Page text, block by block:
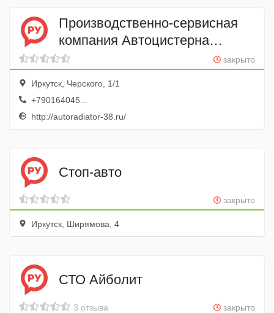
Производственно-сервисная
компания Автоцистерна
сервис
закрыто
Иркутск, Черского, 1/1
+790164045...
http://autoradiator-38.ru/
Стоп-авто
закрыто
Иркутск, Ширямова, 4
СТО Айболит
закрыто
3 отзыва